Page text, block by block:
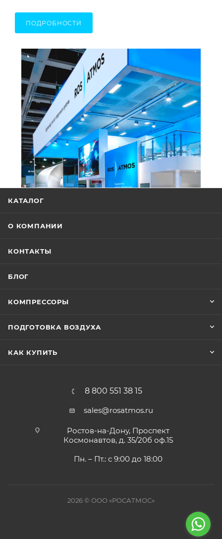
ПОДРОБНОСТИ
КАТАЛОГ
О КОМПАНИИ
КОНТАКТЫ
БЛОГ
КОМПРЕССОРЫ
ПОДГОТОВКА ВОЗДУХА
КАК КУПИТЬ
8 800 551 38 15
sales@rosatmos.ru
Ростов-на-Дону, Проспект
Космонавтов, д. 35/20б оф.15
Пн. – Пт.: с 9:00 до 18:00
2026 © ООО «РОСАТМОС»